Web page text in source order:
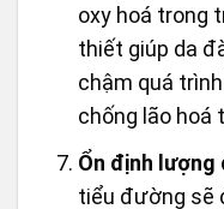
oxy hoá trong
thiết giúp da
chậm quá
chống lão hoá
Ổn định
tiểu đường sẽ